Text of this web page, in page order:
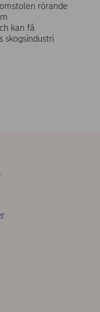
rörande
kan få
skogsindustri